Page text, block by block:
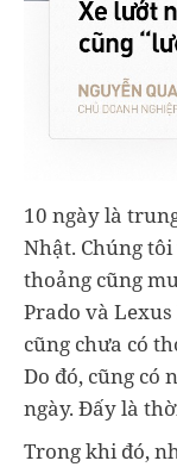
10 ngày là
Nhật. Chúng
thoảng cũng
Prado và
cũng chưa có
Do đó, cũng có
ngày. Đấy là
Trong khi đó,